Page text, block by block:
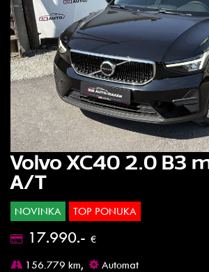
Volvo XC40 2.0 B3
A/T
NOVINKA TOP PONUKA
17.990.- €
156.779 km,
Automat